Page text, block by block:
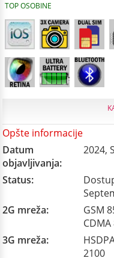
TOP OSOBINE
Opšte informacije
Datum
objavljivanja:
2024,
Status:
2G mreža:
GSM
3G mreža:
2100